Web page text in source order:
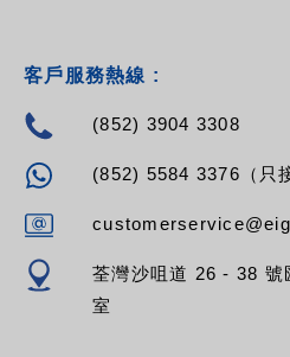
客戶服務熱線 :
(852) 3904 3308
(852) 5584 3376（只
荃灣沙咀道 26 - 38 號
室